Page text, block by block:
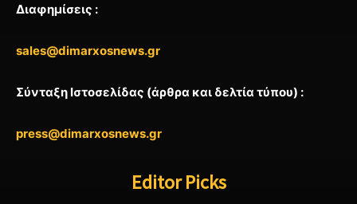
Διαφημίσεις :
sales@dimarxosnews.gr
Σύνταξη Ιστοσελίδας (άρθρα και δελτία τύπου) :
press@dimarxosnews.gr
Editor Picks